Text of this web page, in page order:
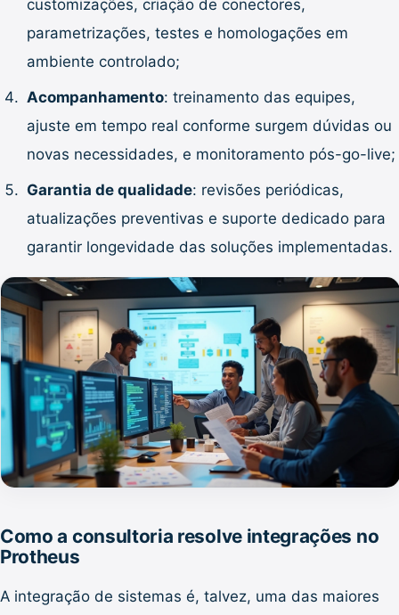
customizações, criação de conectores,
parametrizações, testes e homologações em
ambiente controlado;
Acompanhamento: treinamento das equipes,
ajuste em tempo real conforme surgem dúvidas ou
novas necessidades, e monitoramento pós-go-live;
Garantia de qualidade: revisões periódicas,
atualizações preventivas e suporte dedicado para
garantir longevidade das soluções implementadas.
Como a consultoria resolve integrações no
Protheus
A integração de sistemas é, talvez, uma das maiores